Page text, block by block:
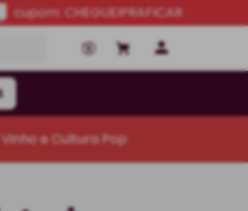
cupom: CHEGUEIPRAFICAR
Vinho e Cultura Pop